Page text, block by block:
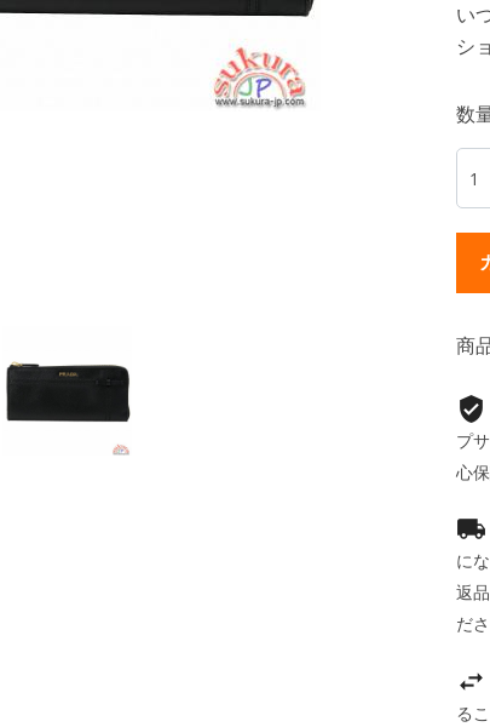
い
シ
数
商
プ
心
に
返
ださ
る